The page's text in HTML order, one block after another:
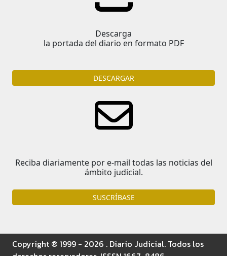
Descarga
la portada del diario en formato PDF
DESCARGAR
Reciba diariamente por e-mail todas las noticias del
ámbito judicial.
SUSCRÍBASE
Copyright ® 1999 - 2026 . Diario Judicial. Todos los